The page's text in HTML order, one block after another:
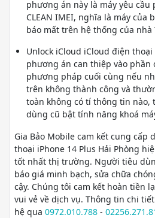
phương án này là máy yêu
CLEAN IMEI, nghĩa là máy của
báo mất trên hệ thống của nhà
Unlock iCloud iCloud điện
phương án can thiệp vào phần
phương pháp cuối cùng nếu
trên không thành công và
toàn không có tí thông tin nào,
dùng cũ bật tính năng khoá
Gia Bảo Mobile cam kết cung cấp
thoại iPhone 14 Plus Hải Phòng
tốt nhất thị trường. Người tiêu
báo giá minh bạch, sửa chữa
cậy. Chúng tôi cam kết hoàn tiền
vui vẻ về dịch vụ. Thông tin chi
hệ qua 0972.010.788 -